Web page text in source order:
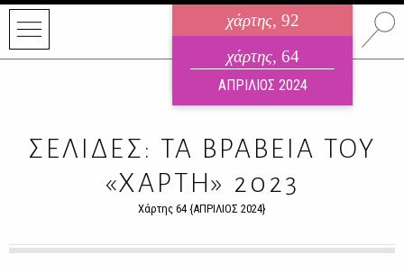
χάρτης, 92
ηλεκτρονικό περιοδικό
ΑΥΓΟΥΣΤΟΣ 2026
χάρτης, 64
ΑΠΡΙΛΙΟΣ 2024
ΣΕΛΙΔΕΣ: TA BΡΑΒΕΙΑ ΤΟΥ
«ΧΑΡΤΗ» 2023
Χάρτης 64 {ΑΠΡΙΛΙΟΣ 2024}